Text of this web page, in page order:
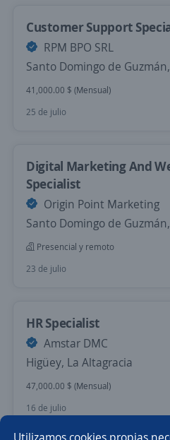
Customer Support
RPM BPO SRL
Santo Domingo de
41,000.00 $ (Mensual)
25 de julio
Digital Marketing And
Specialist
Origin Point Marketing
Santo Domingo de
Presencial y remoto
23 de julio
HR Specialist
Amstar DMC
Higüey, La Altagracia
47,000.00 $ (Mensual)
16 de julio